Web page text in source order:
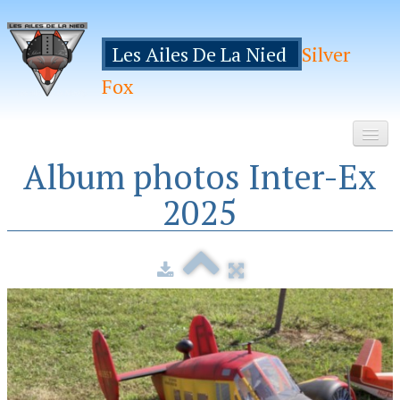
Les Ailes De La Nied
Silver
Fox
Accueil
Inscription
Manifestations
Hebergements
Album photos Inter-Ex
2025